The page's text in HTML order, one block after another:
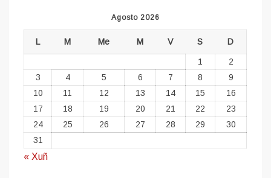
Agosto 2026
L M Me M V S D
1
2
3
4 5 6 7 8
9
10
11 12 13 14 15
16
17
18 19 20 21 22
23
24
25 26 27 28 29
30
31
« Xuñ